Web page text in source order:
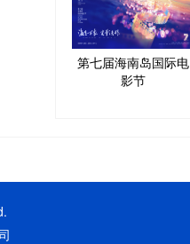
第七届海南岛国际电
影节